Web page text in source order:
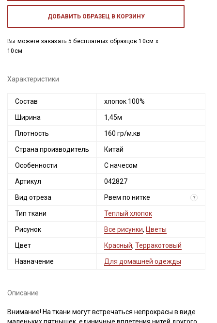
ДОБАВИТЬ ОБРАЗЕЦ В КОРЗИНУ
Вы можете заказать 5 бесплатных образцов 10см x
10см
Характеристики
Состав хлопок 100%
Ширина 1,45м
Плотность 160 гр/м.кв
Страна производитель Китай
Особенности С начесом
Артикул 042827
Вид отреза Рвем по нитке ?
Тип ткани Теплый хлопок
Рисунок Все рисунки, Цветы
Цвет Красный, Терракотовый
Назначение Для домашней одежды
Описание
Внимание! На ткани могут встречаться непрокрасы в виде